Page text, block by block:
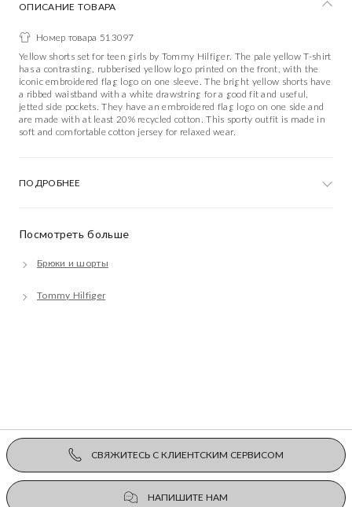
Посмотреть больше
Брюки и шорты
Tommy Hilfiger
ОПИСАНИЕ ТОВАРА
Номер товара 513097
Yellow shorts set for teen girls by Tommy Hilfiger. The pale yellow T-shirt
has a contrasting, rubberised yellow logo printed on the front, with the
iconic embroidered flag logo on one sleeve. The bright yellow shorts have
a ribbed waistband with a white drawstring for a good fit and useful,
jetted side pockets. They have an embroidered flag logo on one side and
are made with at least 20% recycled cotton. This sporty outfit is made in
soft and comfortable cotton jersey for relaxed wear.
ПОДРОБНЕЕ
СВЯЖИТЕСЬ С КЛИЕНТСКИМ СЕРВИСОМ
НАПИШИТЕ НАМ